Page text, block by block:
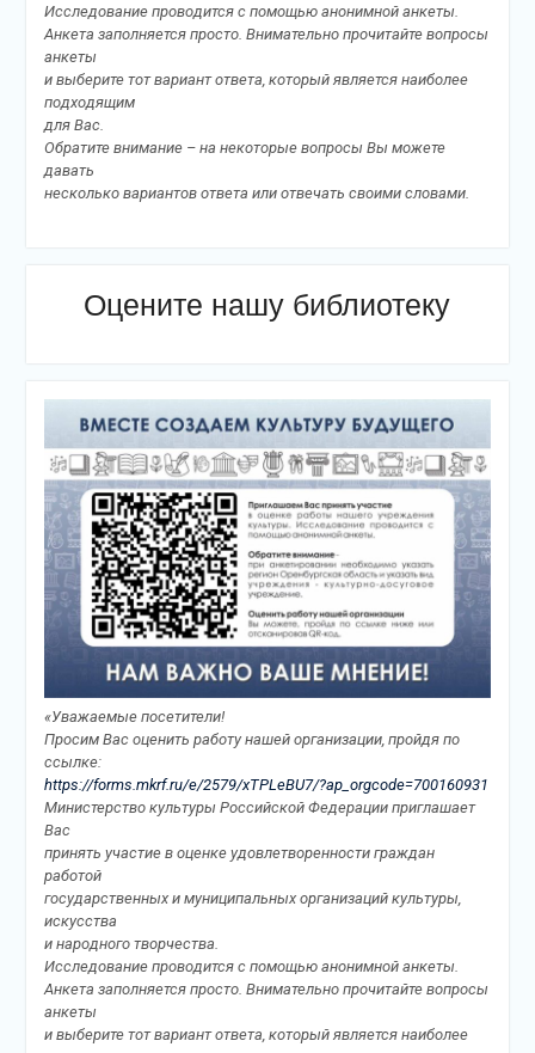
Исследование проводится с помощью анонимной анкеты.
Анкета заполняется просто. Внимательно прочитайте вопросы
анкеты
и выберите тот вариант ответа, который является наиболее
подходящим
для Вас.
Обратите внимание – на некоторые вопросы Вы можете
давать
несколько вариантов ответа или отвечать своими словами.
Оцените нашу библиотеку
«Уважаемые посетители!
Просим Вас оценить работу нашей организации, пройдя по
ссылке:
https://forms.mkrf.ru/e/2579/xTPLeBU7/?ap_orgcode=700160931
Министерство культуры Российской Федерации приглашает
Вас
принять участие в оценке удовлетворенности граждан
работой
государственных и муниципальных организаций культуры,
искусства
и народного творчества.
Исследование проводится с помощью анонимной анкеты.
Анкета заполняется просто. Внимательно прочитайте вопросы
анкеты
и выберите тот вариант ответа, который является наиболее